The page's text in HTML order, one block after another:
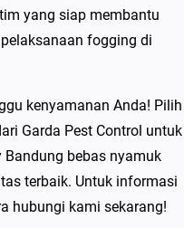
yang siap membantu
fogging di
kenyamanan Anda! Pilih
Garda Pest Control untuk
bebas nyamuk
terbaik. Untuk informasi
hubungi kami sekarang!